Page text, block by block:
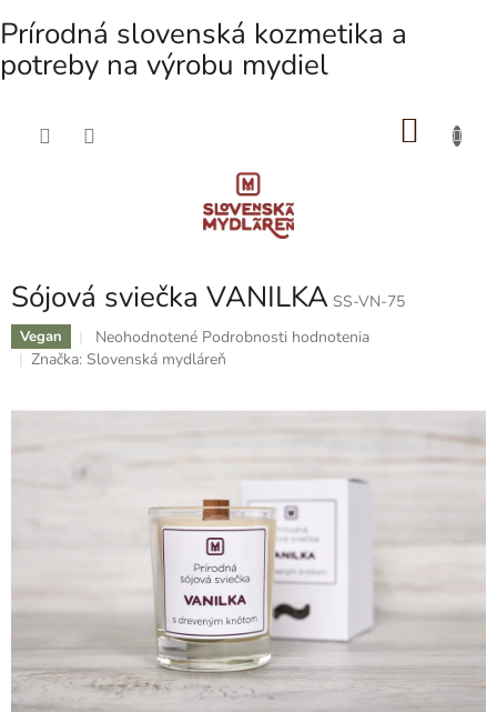
Prírodná slovenská kozmetika a
potreby na výrobu mydiel
Sójová sviečka VANILKA SS-VN-75
Vegan
Priemerné
hodnotenie
Neohodnotené Podrobnosti hodnotenia
Značka: Slovenská mydláreň